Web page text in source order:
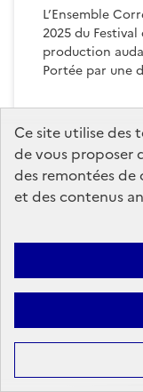
Ce site utilise des
de vous proposer
des remontées de
et des contenus
L’Ensemble
2025 du Festival
production
Portée par une
Publié le21 juillet